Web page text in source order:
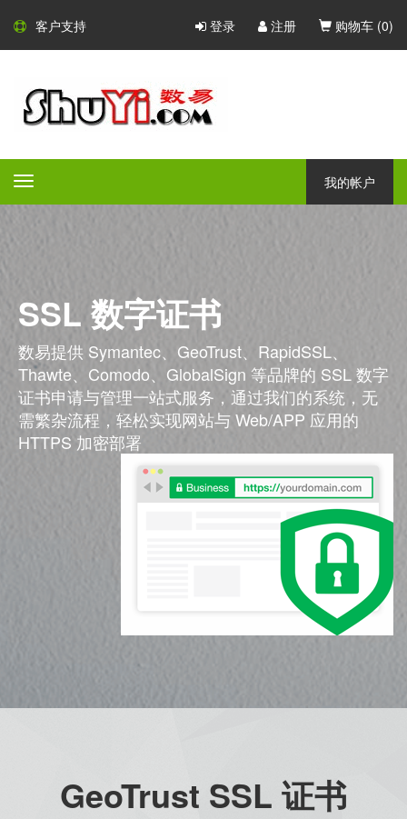
客户支持 登录 注册 购物车 (0)
Toggle
navigation
我的帐户
SSL 数字证书
数易提供 Symantec、GeoTrust、RapidSSL、
Thawte、Comodo、GlobalSign 等品牌的 SSL 数字
证书申请与管理一站式服务，通过我们的系统，无
需繁杂流程，轻松实现网站与 Web/APP 应用的
HTTPS 加密部署
GeoTrust SSL 证书